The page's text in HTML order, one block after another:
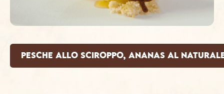
pesche allo sciroppo, ananas al